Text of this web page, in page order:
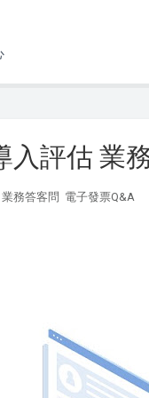
入評估 業
業務答客問 電子發票Q&A